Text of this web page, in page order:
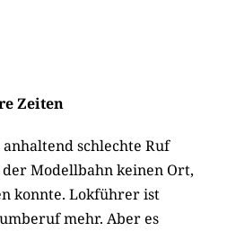
Zeiten
schlechte Ruf
Modellbahn keinen Ort,
konnte. Lokführer ist
mehr. Aber es